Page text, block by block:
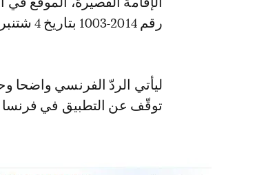
رقم 2014-1003 بتاريخ 4 شتنبر 2014».
ليأتي الردّ الفرنسي واضحا
توقّف عن التطبيق في فرنسا ابتداء من